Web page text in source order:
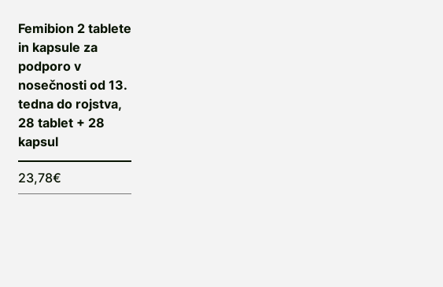
Femibion 2 tablete
in kapsule za
podporo v
nosečnosti od 13.
tedna do rojstva,
28 tablet + 28
kapsul
23,78€